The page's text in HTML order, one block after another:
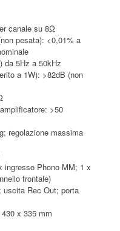
canale su 8Ω
pesata): <0,01% a
da 5Hz a 50kHz
a 1W): >82dB (non
>50
regolazione massima
ingresso Phono MM; 1 x
frontale)
uscita Rec Out; porta
x 335 mm